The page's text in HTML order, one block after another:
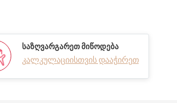
ᲡᲐᲖᲦᲕᲐᲠᲒᲐᲠᲔᲗ ᲛᲘᲬᲝᲓᲔᲑᲐ
კალკულაციისთვის დააჭირეთ